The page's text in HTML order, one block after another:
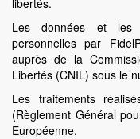
Les données et les
personnelles par
auprès de la
Libertés (CNIL) sous le
Les traitements
(Règlement Général
Européenne.